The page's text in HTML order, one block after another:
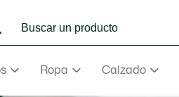
Ropa Calzado